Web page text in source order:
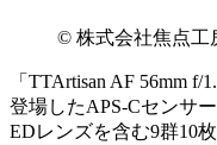
© 株式会社焦点工
「TTArtisan AF 56mm
登場したAPS-Cセンサ
EDレンズを含む9群10